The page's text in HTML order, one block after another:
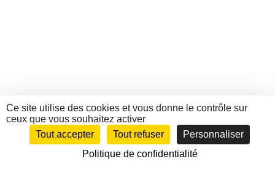
Ce site utilise des cookies et vous donne le contrôle sur
ceux que vous souhaitez activer
Tout accepter
Tout refuser
Personnaliser
Politique de confidentialité